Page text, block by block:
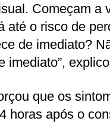
Começam a
até o risco de
de imediato?
imediato”,
que os
horas após o